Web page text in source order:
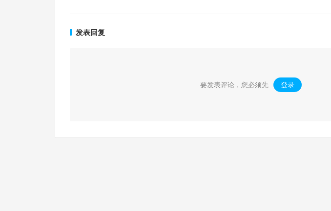
发表回复
要发表评论，您必须先 登录 。